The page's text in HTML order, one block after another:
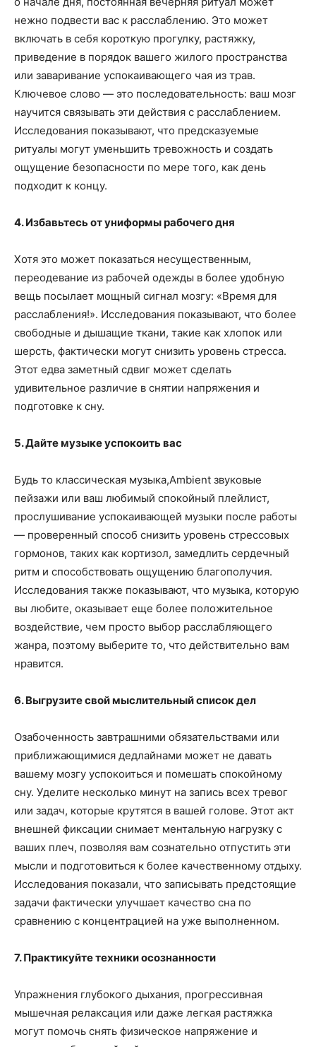
нежно подвести вас к расслаблению. Это может
включать в себя короткую прогулку, растяжку,
приведение в порядок вашего жилого пространства
или заваривание успокаивающего чая из трав.
Ключевое слово — это последовательность: ваш мозг
научится связывать эти действия с расслаблением.
Исследования показывают, что предсказуемые
ритуалы могут уменьшить тревожность и создать
ощущение безопасности по мере того, как день
подходит к концу.
4. Избавьтесь от униформы рабочего дня
Хотя это может показаться несущественным,
переодевание из рабочей одежды в более удобную
вещь посылает мощный сигнал мозгу: «Время для
расслабления!». Исследования показывают, что более
свободные и дышащие ткани, такие как хлопок или
шерсть, фактически могут снизить уровень стресса.
Этот едва заметный сдвиг может сделать
удивительное различие в снятии напряжения и
подготовке к сну.
5. Дайте музыке успокоить вас
Будь то классическая музыка,Ambient звуковые
пейзажи или ваш любимый спокойный плейлист,
прослушивание успокаивающей музыки после работы
— проверенный способ снизить уровень стрессовых
гормонов, таких как кортизол, замедлить сердечный
ритм и способствовать ощущению благополучия.
Исследования также показывают, что музыка, которую
вы любите, оказывает еще более положительное
воздействие, чем просто выбор расслабляющего
жанра, поэтому выберите то, что действительно вам
нравится.
6. Выгрузите свой мыслительный список дел
Озабоченность завтрашними обязательствами или
приближающимися дедлайнами может не давать
вашему мозгу успокоиться и помешать спокойному
сну. Уделите несколько минут на запись всех тревог
или задач, которые крутятся в вашей голове. Этот акт
внешней фиксации снимает ментальную нагрузку с
ваших плеч, позволяя вам сознательно отпустить эти
мысли и подготовиться к более качественному отдыху.
Исследования показали, что записывать предстоящие
задачи фактически улучшает качество сна по
сравнению с концентрацией на уже выполненном.
7. Практикуйте техники осознанности
Упражнения глубокого дыхания, прогрессивная
мышечная релаксация или даже легкая растяжка
могут помочь снять физическое напряжение и